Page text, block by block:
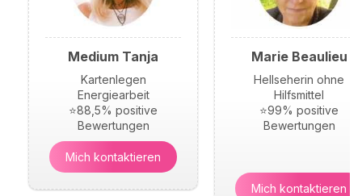
Medium Tanja
Kartenlegen
Energiearbeit
⭐88,5% positive
Bewertungen
Mich kontaktieren
Marie Beaulieu
Hellseherin ohne
Hilfsmittel
⭐99% positive
Bewertungen
Mich kontaktieren